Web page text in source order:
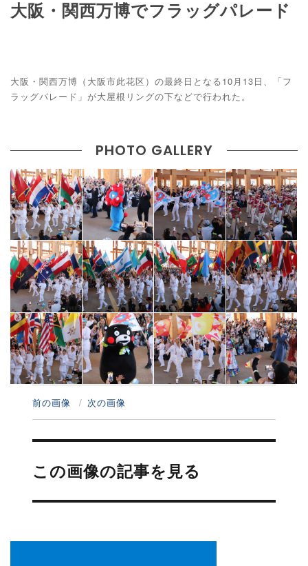
大阪・関西万博でフラッグパレード
大阪・関西万博（大阪市此花区）の最終日となる10月13日、「フ
ラッグパレード」が大屋根リングの下などで行われた。
PHOTO GALLERY
前の画像 次の画像
投
ナ
ビ
ー
この画像の記事を見る